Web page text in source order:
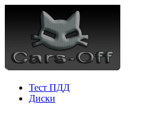
Тест ПДД
Диски